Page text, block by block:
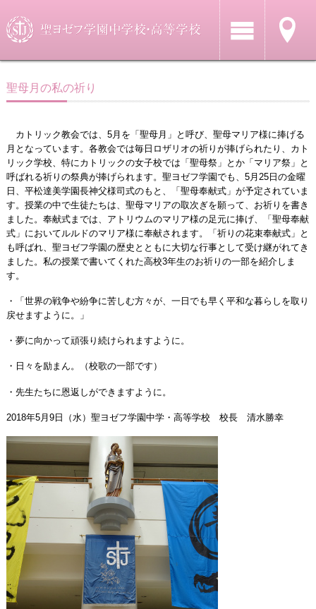
聖母月の私の祈り
カトリック教会では、5月を「聖母月」と呼び、聖母マリア様に捧げる
月となっています。各教会では毎日ロザリオの祈りが捧げられたり、カト
リック学校、特にカトリックの女子校では「聖母祭」とか「マリア祭」と
呼ばれる祈りの祭典が捧げられます。聖ヨゼフ学園でも、5月25日の金曜
日、平松達美学園長神父様司式のもと、「聖母奉献式」が予定されていま
す。授業の中で生徒たちは、聖母マリアの取次ぎを願って、お祈りを書き
ました。奉献式までは、アトリウムのマリア様の足元に捧げ、「聖母奉献
式」においてルルドのマリア様に奉献されます。「祈りの花束奉献式」と
も呼ばれ、聖ヨゼフ学園の歴史とともに大切な行事として受け継がれてき
ました。私の授業で書いてくれた高校3年生のお祈りの一部を紹介しま
す。
・「世界の戦争や紛争に苦しむ方々が、一日でも早く平和な暮らしを取り
戻せますように。」
・夢に向かって頑張り続けられますように。
・日々を励まん。（校歌の一部です）
・先生たちに恩返しができますように。
2018年5月9日（水）聖ヨゼフ学園中学・高等学校 校長 清水勝幸